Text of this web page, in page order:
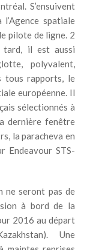
S’ensuivent
spatiale
pilote de ligne. 2
tard, il est aussi
polyvalent,
tous rapports, le
européenne. Il
sélectionnés à
dernière fenêtre
la paracheva en
Endeavour STS-
ne seront pas de
à bord de la
2016 au départ
Une